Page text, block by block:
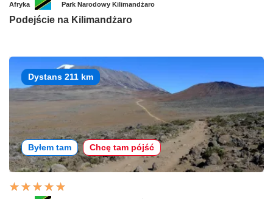
Afryka Park Narodowy Kilimandżaro
Podejście na Kilimandżaro
Dystans 211 km
Byłem tam Chcę tam pójść